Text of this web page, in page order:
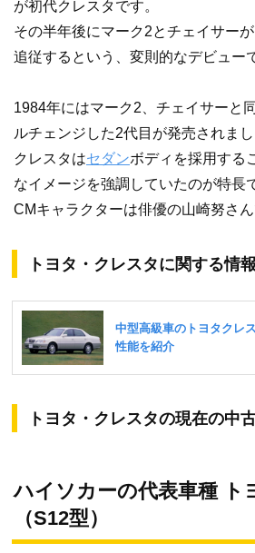
が初代クレスタです。
その半年後にマーク2とチェイサー
追従するという、変則的なデビュー
1984年にはマーク2、チェイサーと
ルチェンジした2代目が発売されまし
クレスタはセダンボディを採用する
なイメージを強調していたのが特長
CMキャラクターは俳優の山崎努さん
トヨタ・クレスタに関する情
トヨタ・クレスタの現在の中
ハイソカーの代表車種 ト
（S12型）